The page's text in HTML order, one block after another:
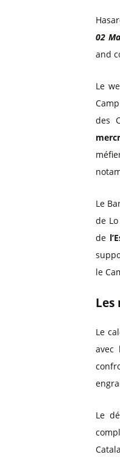
02
and
Le
des
Le
de
de
le
Les
Le
avec
Le